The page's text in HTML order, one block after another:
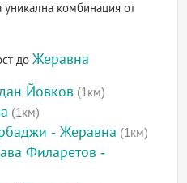
комбинация от
до Жеравна
Йовков (1км)
(1км)
- Жеравна (1км)
Филаретов -